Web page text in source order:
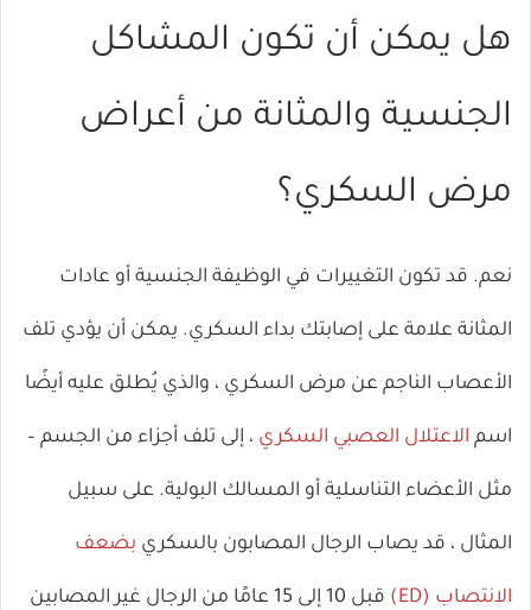
هل يمكن أن تكون المشاكل
الجنسية والمثانة من أعراض
مرض السكري؟
نعم. قد تكون التغييرات في الوظيفة الجنسية أو عادات
المثانة علامة على إصابتك بداء السكري. يمكن أن يؤدي تلف
الأعصاب الناجم عن مرض السكري ، والذي يُطلق عليه أيضًا
اسم الاعتلال العصبي السكري ، إلى تلف أجزاء من الجسم –
مثل الأعضاء التناسلية أو المسالك البولية. على سبيل
المثال ، قد يصاب الرجال المصابون بالسكري بضعف
الانتصاب (ED) قبل 10 إلى 15 عامًا من الرجال غير المصابين